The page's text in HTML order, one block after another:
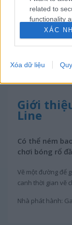
related to
functionality
userXÁC
Xóa dữ liệu
Giới
Line
Có thể ném
chơi bóng rổ
Vẽ một đường để
canh thời gian vẽ
Nhà phát hành: